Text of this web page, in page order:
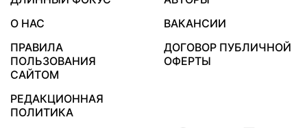
О НАС
ВАКАНСИИ
ПРАВИЛА
ПОЛЬЗОВАНИЯ
САЙТОМ
ДОГОВОР ПУБЛИЧНОЙ
ОФЕРТЫ
РЕДАКЦИОННАЯ
ПОЛИТИКА